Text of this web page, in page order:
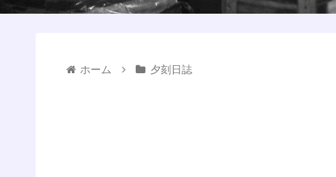
ホーム 夕刻日誌